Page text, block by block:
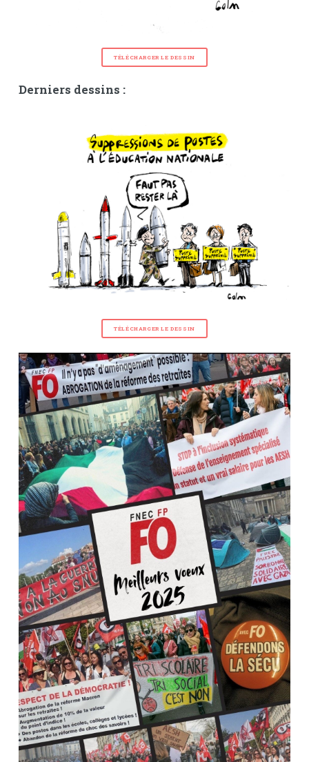
TÉLÉCHARGER LE DESSIN
Derniers dessins :
TÉLÉCHARGER LE DESSIN